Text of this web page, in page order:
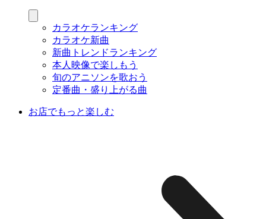
カラオケランキング
カラオケ新曲
新曲トレンドランキング
本人映像で楽しもう
旬のアニソンを歌おう
定番曲・盛り上がる曲
お店でもっと楽しむ